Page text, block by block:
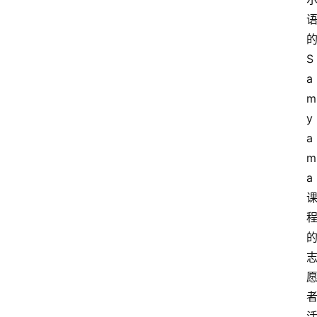
语
的
S
a
m
y
a
m
a
课
程
的
志
愿
者